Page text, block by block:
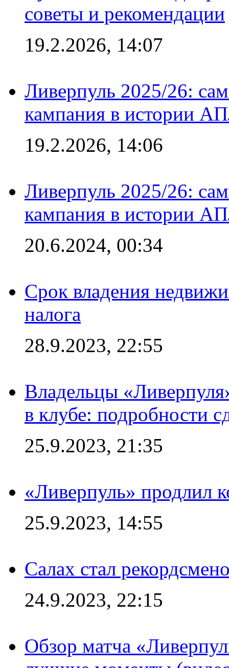
советы и рекомендации
19.2.2026, 14:07
Ливерпуль 2025/26:
кампания в истории
19.2.2026, 14:06
Ливерпуль 2025/26:
кампания в истории
20.6.2024, 00:34
Срок владения
налога
28.9.2023, 22:55
Владельцы
в клубе: подробности
25.9.2023, 21:35
«Ливерпуль» продлил
25.9.2023, 14:55
Салах стал
24.9.2023, 22:15
Обзор матча